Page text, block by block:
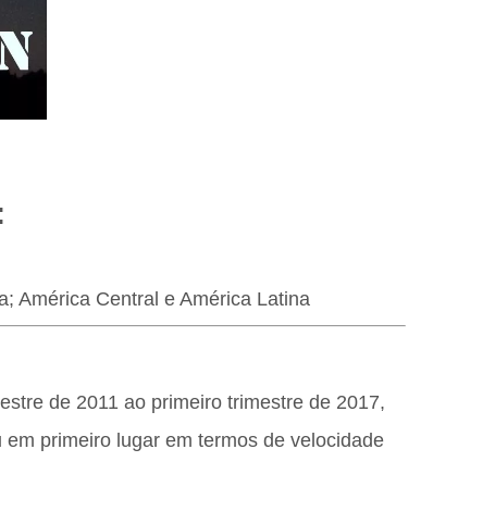
América Central e América Latina
de 2011 ao primeiro trimestre de 2017,
primeiro lugar em termos de velocidade